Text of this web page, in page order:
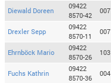
Diewald Doreen
09422
8570-42
007
Drexler Sepp
09422
8570-11
007
Ehrnböck Mario
09422
8570-26
103
Fuchs Kathrin
09422
8570-36
004